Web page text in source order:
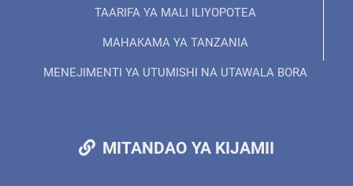
TAARIFA YA MALI ILIYOPOTEA
MAHAKAMA YA TANZANIA
MENEJIMENTI YA UTUMISHI NA UTAWALA BORA
MITANDAO YA KIJAMII